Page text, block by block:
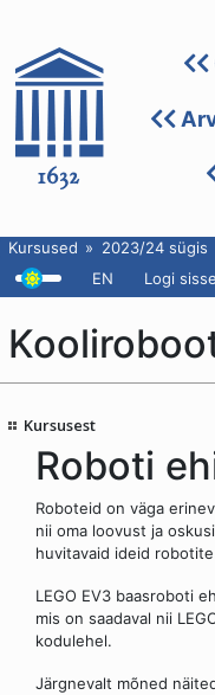
Kursused 2023/24 sügis
EN
Logi sisse
Kursusest
Roboti
Roboteid on väga
nii oma loovust ja
huvitavaid ideid
LEGO EV3 baasroboti
mis on saadaval nii
kodulehel.
Järgnevalt mõned